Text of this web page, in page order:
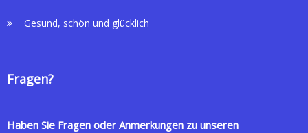
Gesund, schön und glücklich
Fragen?
Haben Sie Fragen oder Anmerkungen zu unseren